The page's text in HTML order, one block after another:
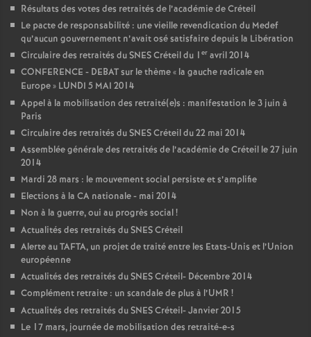
Résultats des votes des retraités de l’académie de Créteil
Le pacte de responsabilité : une vieille revendication du Medef
qu’aucun gouvernement n’avait osé satisfaire depuis la Libération
Circulaire des retraités duSNESCréteil du 1 er avril 2014
CONFERENCE - DEBATsur le thème « la gauche radicale en
Europe» LUNDI 5 MAI 2014
Appel à la mobilisation des retraité(e)s : manifestation le 3 juin à
Paris
Circulaire des retraités duSNESCréteil du 22 mai 2014
Assemblée générale des retraités de l’académie de Créteil le 27 juin
2014
Mardi 28 mars : le mouvement social persiste et s’amplifie
Elections à la CA nationale - mai 2014
Non à la guerre, oui au progrès social!
Actualités des retraités duSNESCréteil
Alerte auTAFTA, un projet de traité entre les Etats-Unis et l’Union
européenne
Actualités des retraités duSNESCréteil- Décembre 2014
Complément retraite : un scandale de plus à l’UMR !
Actualités des retraités duSNESCréteil- Janvier 2015
Le 17 mars, journée de mobilisation des retraité-e-s